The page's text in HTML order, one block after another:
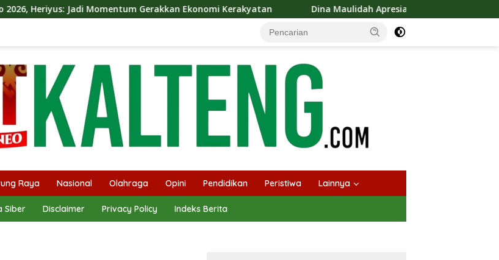
Gerakkan Ekonomi Kerakyatan Dina Maulidah Apresiasi Festival Jajanan Tempo Dulu, Dorong
Raya Nasional Olahraga Opini Pendidikan Peristiwa Lainnya
Siber Disclaimer Privacy Policy Indeks Berita